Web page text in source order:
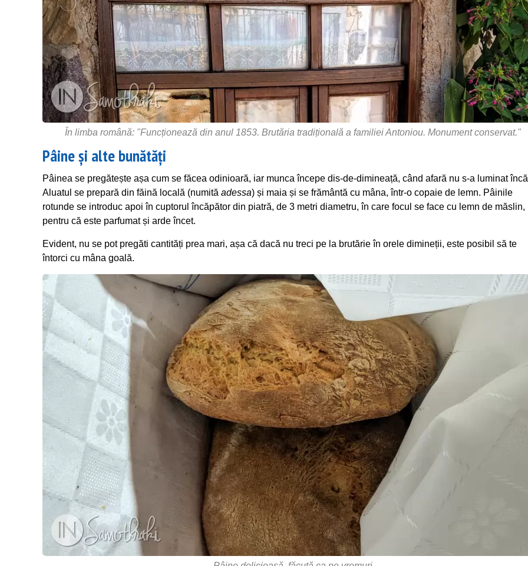
În limba română: "Funcționează din anul 1853. Brutăria tradițională a familiei Antoniou. Monument conservat."
Pâine și alte bunătăți
Pâinea se pregătește așa cum se făcea odinioară, iar munca începe dis-de-dimineață, când afară nu s-a luminat
Aluatul se prepară din făină locală (numită adessa) și maia și se frământă cu mâna, într-o copaie de lemn. Pâinile
rotunde se introduc apoi în cuptorul încăpător din piatră, de 3 metri diametru, în care focul se face cu lemn de măslin,
pentru că este parfumat și arde încet.
Evident, nu se pot pregăti cantități prea mari, așa că dacă nu treci pe la brutărie în orele dimineții, este posibil să te
întorci cu mâna goală.